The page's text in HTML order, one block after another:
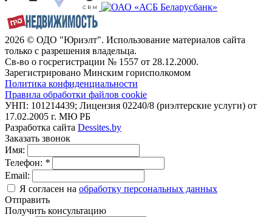
2026 © ОДО "Юриэлт". Использование материалов сайта
только с разрешения владельца.
Св-во о госрегистрации № 1557 от 28.12.2000.
Зарегистрировано Минским горисполкомом
Политика конфиденциальности
Правила обработки файлов cookie
УНП: 101214439; Лицензия 02240/8 (риэлтерские услуги) от
17.02.2005 г. МЮ РБ
Разработка сайта Dessites.by
Заказать звонок
Имя:
Телефон: *
Email:
Я согласен на обработку персональных данных
Отправить
Получить консультацию